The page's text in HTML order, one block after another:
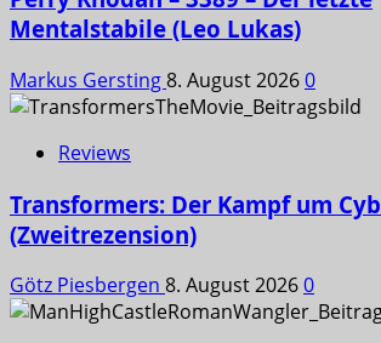
Mentalstabile (Leo Lukas)
Markus Gersting8. August 20260
Reviews
Transformers: Der Kampf um
(Zweitrezension)
Götz Piesbergen 8. August 20260